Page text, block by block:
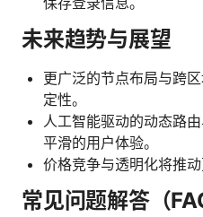
未来趋势与展望
更广泛的节点布局与跨
定性。
人工智能驱动的动态路
平滑的用户体验。
价格竞争与透明化将推动
常见问题解答（